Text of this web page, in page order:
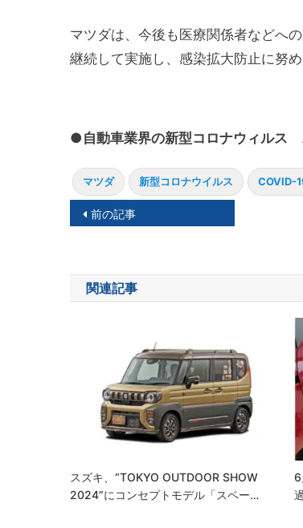
マツダは、今後も医療関係者などへ
継続して実施し、感染拡大防止に努め
●自動車業界の新型コロナウィルス
マツダ 新型コロナウイルス COVID-
投
ナ
ビ
前の記事
関連記事
スズキ、“TOKYO OUTDOOR SHOW
2024”にコンセプトモデル「スペー…
6